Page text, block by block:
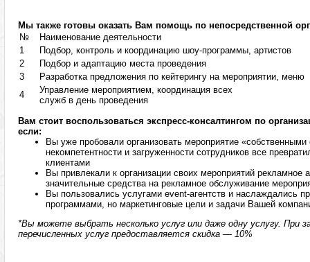
Мы также готовы оказать Вам помощь по непосредственной
№
Наименование деятельности
1
Подбор, контроль и координацию шоу-программы, артистов
2
Подбор и адаптацию места проведения
3
Разработка предложения по кейтерингу на мероприятии, меню
4
Управление мероприятием, координация всех
служб в день проведения
Вам стоит воспользоваться экспресс-консалтингом по
если:
Вы уже пробовали организовать мероприятие
некомпетентности и загруженности сотрудников все
клиентами
Вы привлекали к организации своих мероприятий рекламное
значительные средства на рекламное обслуживание
Вы пользовались услугами event-агентств и наслаждались
программами, но маркетинговые цели и задачи Вашей
*Вы можете выбрать несколько услуг или даже одну услугу. При
перечисленных услуг предоставляется скидка — 10%